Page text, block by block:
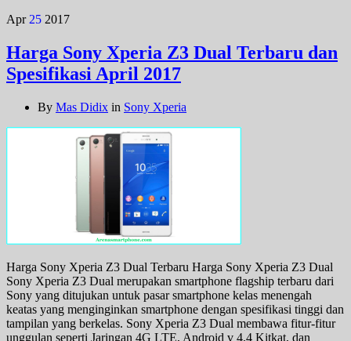
Apr 25 2017
Harga Sony Xperia Z3 Dual Terbaru dan
Spesifikasi April 2017
By Mas Didix in Sony Xperia
Harga Sony Xperia Z3 Dual Terbaru Harga Sony Xperia Z3 Dual
Sony Xperia Z3 Dual merupakan smartphone flagship terbaru dari
Sony yang ditujukan untuk pasar smartphone kelas menengah
keatas yang menginginkan smartphone dengan spesifikasi tinggi dan
tampilan yang berkelas. Sony Xperia Z3 Dual membawa fitur-fitur
unggulan seperti Jaringan 4G LTE, Android v 4.4 Kitkat, dan